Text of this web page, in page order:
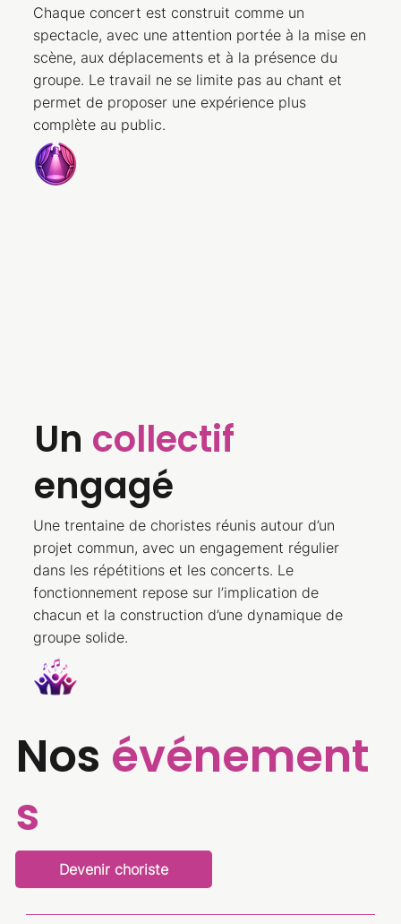
Chaque concert est construit comme un
spectacle, avec une attention portée à la mise en
scène, aux déplacements et à la présence du
groupe. Le travail ne se limite pas au chant et
permet de proposer une expérience plus
complète au public.
Un collectif
engagé
Une trentaine de choristes réunis autour d’un
projet commun, avec un engagement régulier
dans les répétitions et les concerts. Le
fonctionnement repose sur l’implication de
chacun et la construction d’une dynamique de
groupe solide.
Nos événement
s
Devenir choriste